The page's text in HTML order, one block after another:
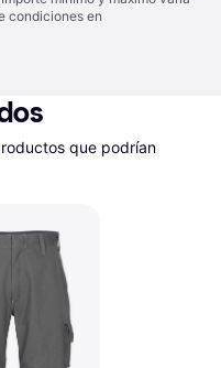
condiciones en
que podrían